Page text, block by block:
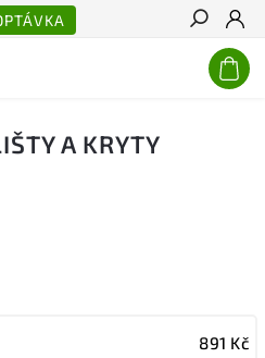
Hledat
A KRYTY
891 Kč